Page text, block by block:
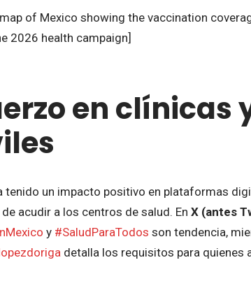
of Mexico showing the vaccination
2026 health campaign]
en clínicas
tenido un impacto positivo en plataformas
acudir a los centros de salud. En X (antes
y #SaludParaTodos son tendencia,
detalla los requisitos para quienes